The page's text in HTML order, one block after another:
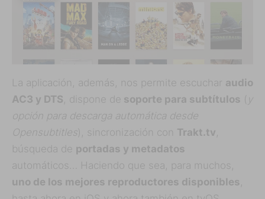
La aplicación, además, nos permite escuchar audio
AC3 y DTS , dispone de soporte para subtítulos ( y
opción para descarga automática desde
Opensubtitles ), sincronización con Trakt.tv
búsqueda de portadas y metadatos
automáticos… Haciendo que sea, para muchos,
uno de los mejores reproductores disponibles